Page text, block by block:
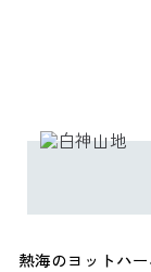
熱海のヨットハ